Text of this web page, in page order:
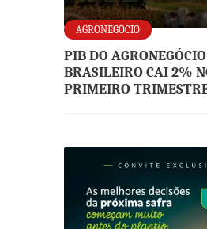
AGRONEGÓCIO
PIB DO AGRONEGÓCIO
BRASILEIRO CAI 2%
PRIMEIRO